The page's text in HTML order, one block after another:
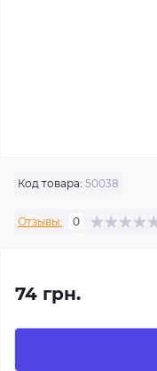
Код товара: 50038
Отзывы: 0
74 грн.